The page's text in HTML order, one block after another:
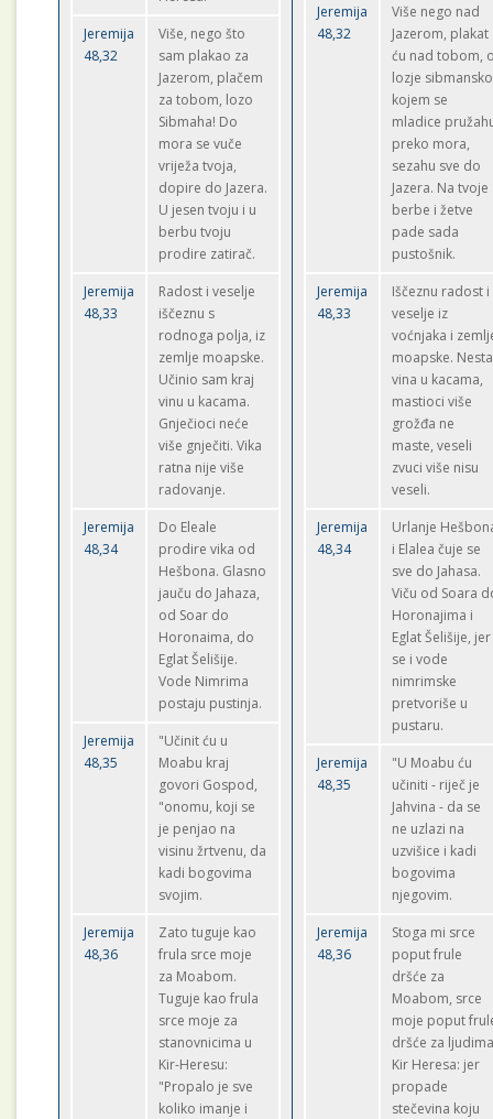
Jeremija
48,32
Više, nego što
sam plakao za
Jazerom, plačem
za tobom, lozo
Sibmaha! Do
mora se vuče
vriježa tvoja,
dopire do Jazera.
U jesen tvoju i u
berbu tvoju
prodire zatirač.
Jeremija
48,33
Radost i veselje
iščeznu s
rodnoga polja, iz
zemlje moapske.
Učinio sam kraj
vinu u kacama.
Gnječioci neće
više gnječiti. Vika
ratna nije više
radovanje.
Jeremija
48,34
Do Eleale
prodire vika od
Hešbona. Glasno
jauču do Jahaza,
od Soar do
Horonaima, do
Eglat Šelišije.
Vode Nimrima
postaju pustinja.
Jeremija
48,35
"Učinit ću u
Moabu kraj
govori Gospod,
"onomu, koji se
je penjao na
visinu žrtvenu, da
kadi bogovima
svojim.
Jeremija
48,36
Zato tuguje kao
frula srce moje
za Moabom.
Tuguje kao frula
srce moje za
stanovnicima u
Kir-Heresu:
"Propalo je sve
koliko imanje i
Jeremija
48,32
Više nego nad
Jazerom, plakat
ću nad tobom,
lozje
kojem se
mladice
preko mora,
sezahu sve do
Jazera. Na tvoje
berbe i žetve
pade sada
pustošnik.
Jeremija
48,33
Iščeznu radost i
veselje iz
voćnjaka i
moapske. Nesta
vina u kacama,
mastioci više
grožđa ne
maste, veseli
zvuci više nisu
veseli.
Jeremija
48,34
Urlanje
i Elalea čuje se
sve do Jahasa.
Viču od Soara
Horonajima i
Eglat Šelišije, jer
se i vode
nimrimske
pretvoriše u
pustaru.
Jeremija
48,35
"U Moabu ću
učiniti - riječ je
Jahvina - da se
ne uzlazi na
uzvišice i kadi
bogovima
njegovim.
Jeremija
48,36
Stoga mi srce
poput frule
dršće za
Moabom, srce
moje poput
dršće za
Kir Heresa: jer
propade
stečevina koju